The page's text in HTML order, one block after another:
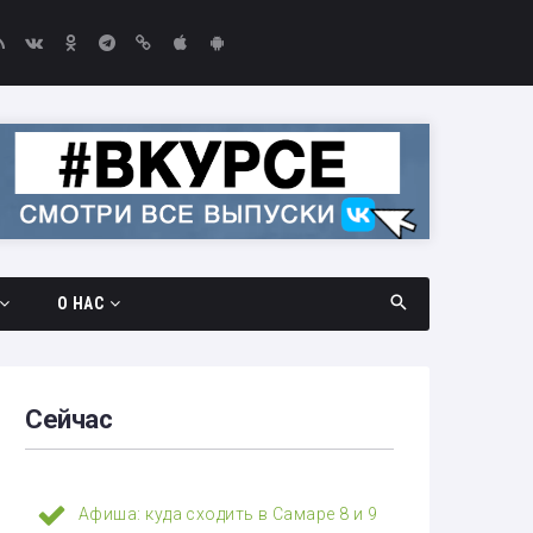
О НАС
Выборы-2026
Сейчас
Афиша: куда сходить в Самаре 8 и 9